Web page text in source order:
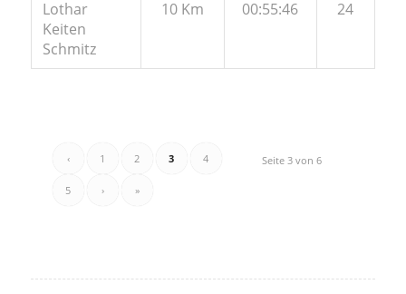
Lothar
Keiten
Schmitz
10 Km 00:55:46 24
Seite 3 von 6
‹ 1 2 3 4
5 › »